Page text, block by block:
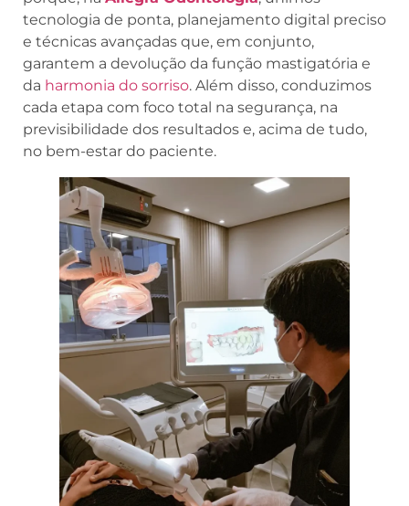
tecnologia de ponta, planejamento digital preciso
e técnicas avançadas que, em conjunto,
garantem a devolução da função mastigatória e
da harmonia do sorriso. Além disso, conduzimos
cada etapa com foco total na segurança, na
previsibilidade dos resultados e, acima de tudo,
no bem-estar do paciente.